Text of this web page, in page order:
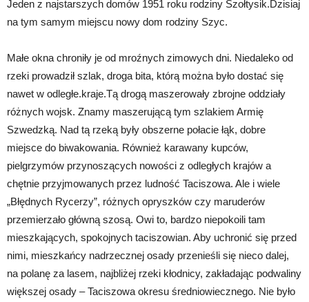
Jeden z najstarszych domów 1951 roku rodziny Szołtysik.Dzisiaj
na tym samym miejscu nowy dom rodziny Szyc.
Małe okna chroniły je od mroźnych zimowych dni. Niedaleko od
rzeki prowadził szlak, droga bita, którą można było dostać się
nawet w odległe.kraje.Tą drogą maszerowały zbrojne oddziały
różnych wojsk. Znamy maszerującą tym szlakiem Armię
Szwedzką. Nad tą rzeką były obszerne połacie łąk, dobre
miejsce do biwakowania. Również karawany kupców,
pielgrzymów przynoszących nowości z odległych krajów a
chętnie przyjmowanych przez ludność Taciszowa. Ale i wiele
„Błędnych Rycerzy”, różnych opryszków czy maruderów
przemierzało główną szosą. Owi to, bardzo niepokoili tam
mieszkających, spokojnych taciszowian. Aby uchronić się przed
nimi, mieszkańcy nadrzecznej osady przenieśli się nieco dalej,
na polanę za lasem, najbliżej rzeki kłodnicy, zakładając podwaliny
większej osady – Taciszowa okresu średniowiecznego. Nie było